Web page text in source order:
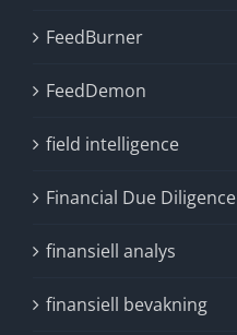
FeedBurner
FeedDemon
field intelligence
Financial Due Diligence
finansiell analys
finansiell bevakning